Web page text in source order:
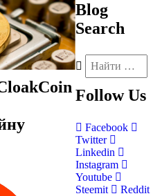
Blog
Search
Follow Us
Facebook
Twitter
Linkedin
Instagram
Youtube
Steemit
Reddit